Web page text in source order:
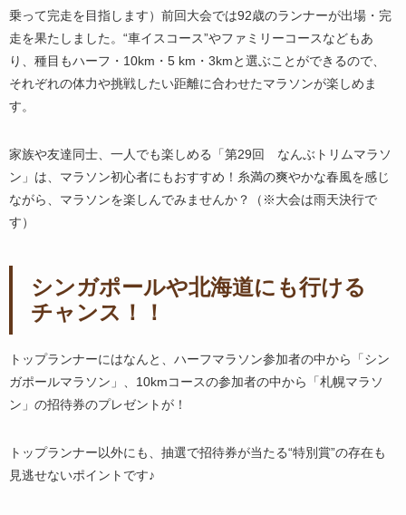
乗って完走を目指します）前回大会では92歳のランナーが出場・完
走を果たしました。“車イスコース”やファミリーコースなどもあ
り、種目もハーフ・10km・5 km・3kmと選ぶことができるので、
それぞれの体力や挑戦したい距離に合わせたマラソンが楽しめま
す。
家族や友達同士、一人でも楽しめる「第29回 なんぶトリムマラソ
ン」は、マラソン初心者にもおすすめ！糸満の爽やかな春風を感じ
ながら、マラソンを楽しんでみませんか？（※大会は雨天決行で
す）
シンガポールや北海道にも行ける
チャンス！！
トップランナーにはなんと、ハーフマラソン参加者の中から「シン
ガポールマラソン」、10kmコースの参加者の中から「札幌マラソ
ン」の招待券のプレゼントが！
トップランナー以外にも、抽選で招待券が当たる“特別賞”の存在も
見逃せないポイントです♪